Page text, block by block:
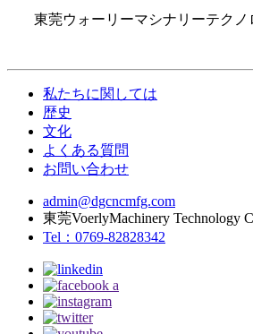
東莞ウォーリーマシナリーテク
私たちに関しては
歴史
文化
よくある質問
お問い合わせ
admin@dgcncmfg.com
東莞VoerlyMachinery Technology
Tel：0769-82828342